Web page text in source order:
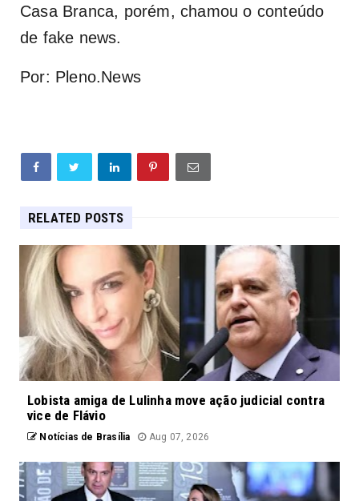
Casa Branca, porém, chamou o conteúdo
de fake news.
Por: Pleno.News
RELATED POSTS
Lobista amiga de Lulinha move ação judicial contra
vice de Flávio
Notícias de Brasília Aug 07, 2026